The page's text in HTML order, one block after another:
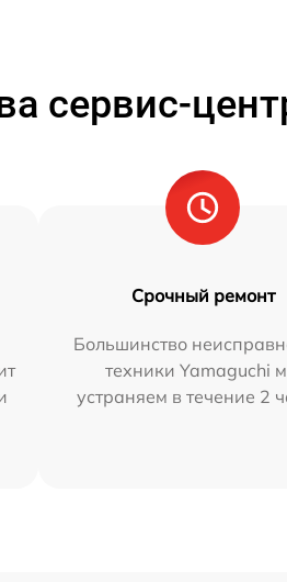
сервис-
Срочный ремонт
Большинство
техники Yamaguchi
устраняем в течение 2